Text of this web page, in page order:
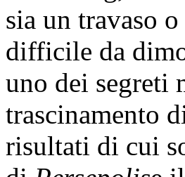
sia un travaso
difficile da
uno dei segreti
trascinamento
risultati di cui